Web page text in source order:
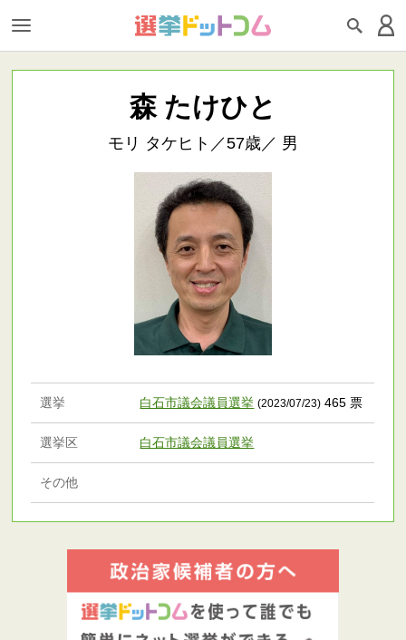
森 たけひと
モリ タケヒト／57歳／ 男
選挙 白石市議会議員選挙 (2023/07/23) 465 票
選挙区 白石市議会議員選挙
その他